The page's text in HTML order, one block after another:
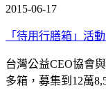
2015-06-17
「待用行膳箱」活
台灣公益CEO協會
多箱，募集到12萬